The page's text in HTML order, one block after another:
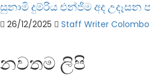
සුනාමි දුම්රිය එන්ජිම අද උදෑසන
26/12/2025 Staff Writer Colombo
නවතම ලිපි